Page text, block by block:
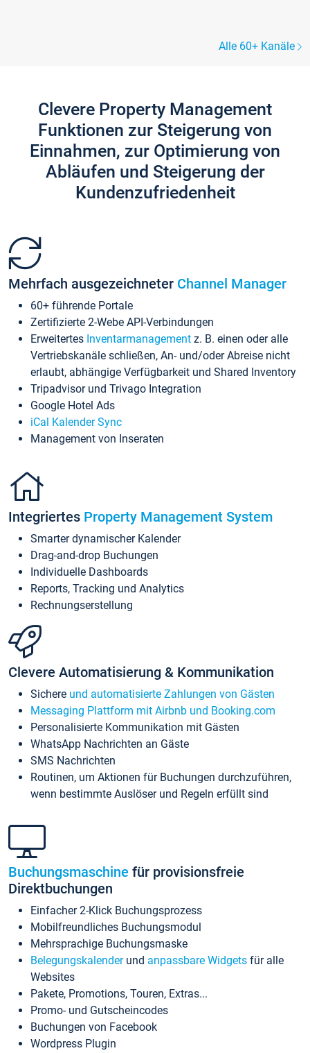
Alle 60+ Kanäle
Clevere Property Management
Funktionen zur Steigerung von
Einnahmen, zur Optimierung von
Abläufen und Steigerung der
Kundenzufriedenheit
Mehrfach ausgezeichneter Channel Manager
60+ führende Portale
Zertifizierte 2-Webe API-Verbindungen
Erweitertes Inventarmanagement z. B. einen oder alle
Vertriebskanäle schließen, An- und/oder Abreise nicht
erlaubt, abhängige Verfügbarkeit und Shared Inventory
Tripadvisor und Trivago Integration
Google Hotel Ads
iCal Kalender Sync
Management von Inseraten
Integriertes Property Management System
Smarter dynamischer Kalender
Drag-and-drop Buchungen
Individuelle Dashboards
Reports, Tracking und Analytics
Rechnungserstellung
Clevere Automatisierung & Kommunikation
Sichere und automatisierte Zahlungen von Gästen
Messaging Plattform mit Airbnb und Booking.com
Personalisierte Kommunikation mit Gästen
WhatsApp Nachrichten an Gäste
SMS Nachrichten
Routinen, um Aktionen für Buchungen durchzuführen,
wenn bestimmte Auslöser und Regeln erfüllt sind
Buchungsmaschine für provisionsfreie
Direktbuchungen
Einfacher 2-Klick Buchungsprozess
Mobilfreundliches Buchungsmodul
Mehrsprachige Buchungsmaske
Belegungskalenderund anpassbare Widgets für alle
Websites
Pakete, Promotions, Touren, Extras...
Promo- und Gutscheincodes
Buchungen von Facebook
Wordpress Plugin